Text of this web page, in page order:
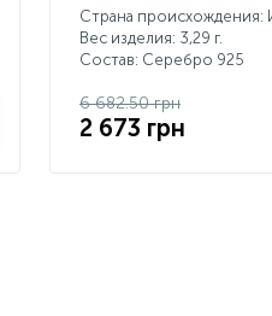
Страна происхождения:
Вес изделия: 3,29 г.
Состав: Серебро 925
6 682.50 грн
2 673 грн